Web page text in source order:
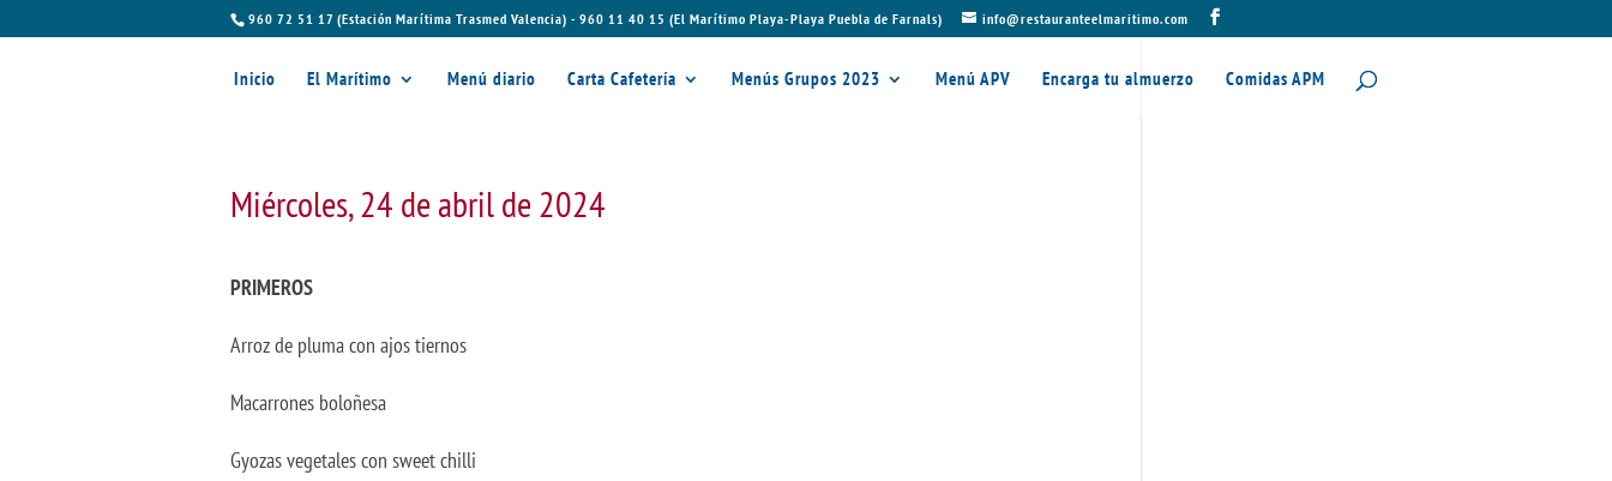
960 72 51 17 (Estación Marítima Trasmed Valencia) - 960 11 40 15 (El Marítimo Playa-Playa Puebla de Farnals) info@restauranteelmaritimo.com
Inicio El Marítimo Menú diario Carta Cafetería Menús Grupos 2023 Menú APV Encarga tu almuerzo Comidas APM
Miércoles, 24 de abril de 2024
PRIMEROS
Arroz de pluma con ajos tiernos
Macarrones boloñesa
Gyozas vegetales con sweet chilli